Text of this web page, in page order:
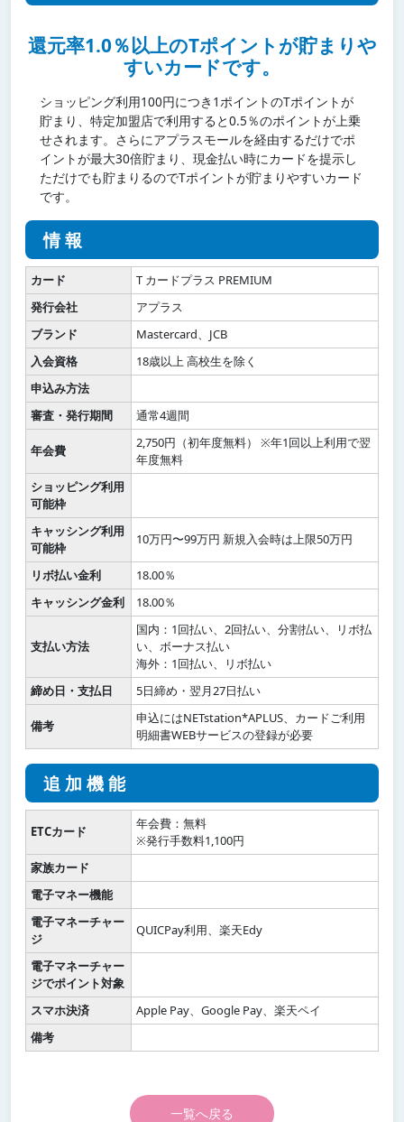
還元率1.0％以上のTポイントが貯まりや
すいカードです。
ショッピング利用100円につき1ポイントのTポイントが
貯まり、特定加盟店で利用すると0.5％のポイントが上乗
せされます。さらにアプラスモールを経由するだけでポ
イントが最大30倍貯まり、現金払い時にカードを提示し
ただけでも貯まりるのでTポイントが貯まりやすいカード
です。
情報
カード
T カードプラス PREMIUM
発行会社
アプラス
ブランド
Mastercard、JCB
入会資格
18歳以上 高校生を除く
申込み方法
審査・発行期間
通常4週間
年会費
2,750円（初年度無料） ※年1回以上利用で翌
年度無料
ショッピング利用
可能枠
キャッシング利用
可能枠
10万円〜99万円 新規入会時は上限50万円
リボ払い金利
18.00％
キャッシング金利
18.00％
支払い方法
国内：1回払い、2回払い、分割払い、リボ払
い、ボーナス払い
海外：1回払い、リボ払い
締め日・支払日
5日締め・翌月27日払い
備考
申込にはNETstation*APLUS、カードご利用
明細書WEBサービスの登録が必要
追加機能
ETCカード
年会費：無料
※発行手数料1,100円
家族カード
電子マネー機能
電子マネーチャー
ジ
QUICPay利用、楽天Edy
電子マネーチャー
ジでポイント対象
スマホ決済
Apple Pay、Google Pay、楽天ペイ
備考
一覧へ戻る